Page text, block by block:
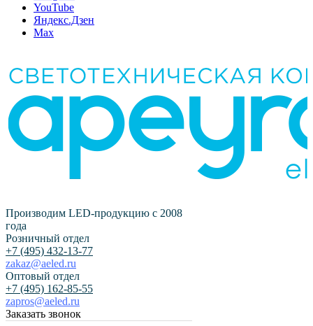
YouTube
Яндекс.Дзен
Max
Производим LED-продукцию с 2008
года
Розничный отдел
+7 (495) 432-13-77
zakaz@aeled.ru
Оптовый отдел
+7 (495) 162-85-55
zapros@aeled.ru
Заказать звонок